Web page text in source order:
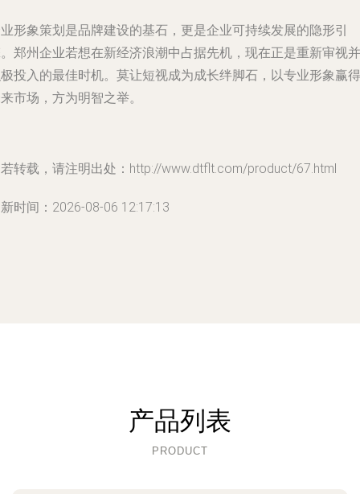
形象策划是品牌建设的基石，更是企业可持续发展的隐形引
郑州企业若想在新经济浪潮中占据先机，现在正是重新审视并
投入的最佳时机。莫让短视成为成长绊脚石，以专业形象赢得
市场，方为明智之举。
转载，请注明出处：http://www.dtflt.com/product/67.html
时间：2026-08-06 12:17:13
产品列表
PRODUCT